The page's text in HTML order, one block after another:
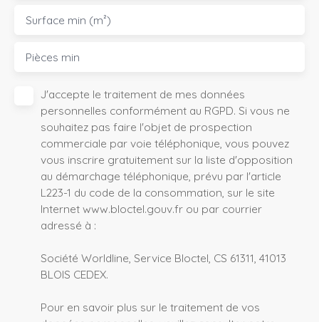
Surface min (m²)
Pièces min
J'accepte le traitement de mes données
personnelles conformément au RGPD. Si vous ne
souhaitez pas faire l'objet de prospection
commerciale par voie téléphonique, vous pouvez
vous inscrire gratuitement sur la liste d'opposition
au démarchage téléphonique, prévu par l'article
L223-1 du code de la consommation, sur le site
Internet www.bloctel.gouv.fr ou par courrier
adressé à :
Société Worldline, Service Bloctel, CS 61311, 41013
BLOIS CEDEX.
Pour en savoir plus sur le traitement de vos